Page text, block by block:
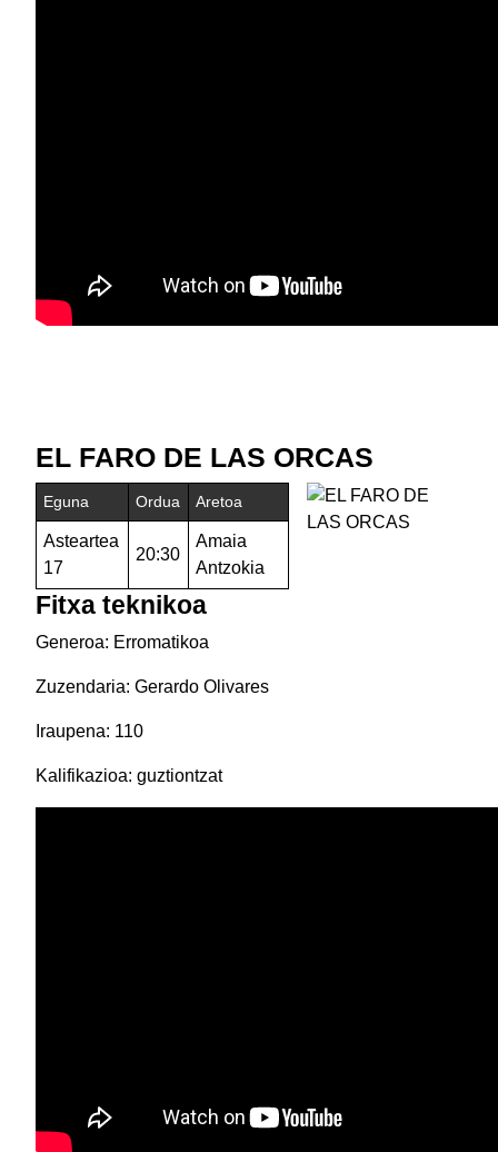
EL FARO DE LAS ORCAS
Eguna Ordua Aretoa
Asteartea
17
20:30
Amaia
Antzokia
Fitxa teknikoa
Generoa: Erromatikoa
Zuzendaria: Gerardo Olivares
Iraupena: 110
Kalifikazioa: guztiontzat